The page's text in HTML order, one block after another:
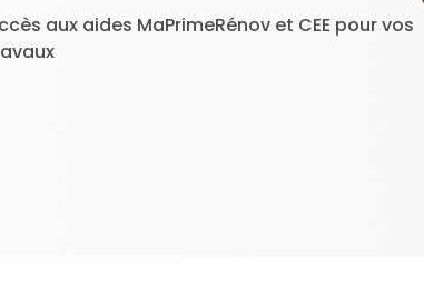
aux aides MaPrimeRénov et CEE pour vos